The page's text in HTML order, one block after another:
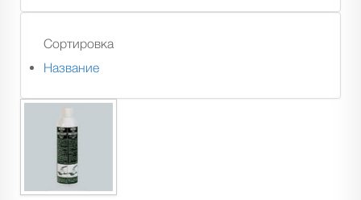
Сортировка
Название